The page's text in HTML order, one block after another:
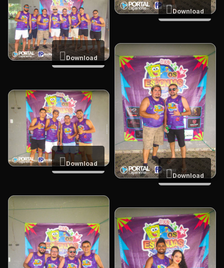
Download
Download
Download
Download